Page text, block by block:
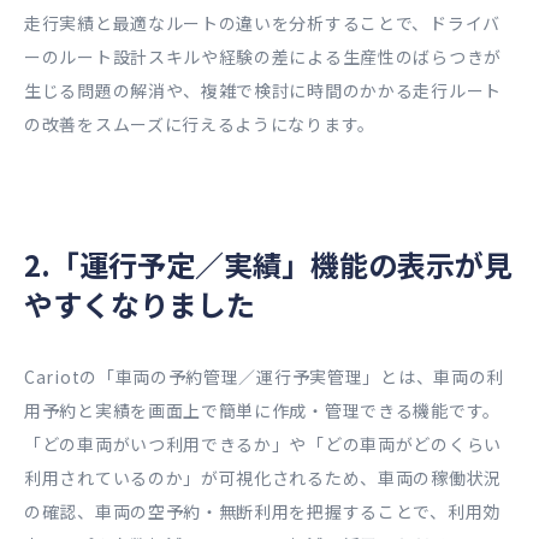
走行実績と最適なルートの違いを分析することで、ドライバ
ーのルート設計スキルや経験の差による生産性のばらつきが
生じる問題の解消や、複雑で検討に時間のかかる走行ルート
の改善をスムーズに行えるようになります。
2.「運行予定／実績」機能の表示が見
やすくなりました
Cariotの「車両の予約管理／運行予実管理」とは、車両の利
用予約と実績を画面上で簡単に作成・管理できる機能です。
「どの車両がいつ利用できるか」や「どの車両がどのくらい
利用されているのか」が可視化されるため、車両の稼働状況
の確認、車両の空予約・無断利用を把握することで、利用効